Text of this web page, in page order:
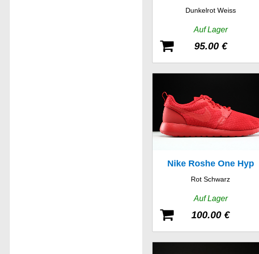
Racer SE
Dunkelrot Weiss
Auf Lager
95.00 €
Nike Roshe One Hyp
Rot Schwarz
Auf Lager
100.00 €